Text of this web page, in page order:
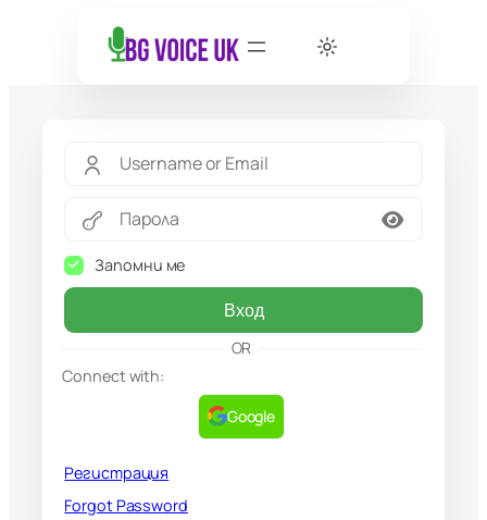
Запомни ме
Вход
OR
Connect with:
Google
Регистрация
Forgot Password